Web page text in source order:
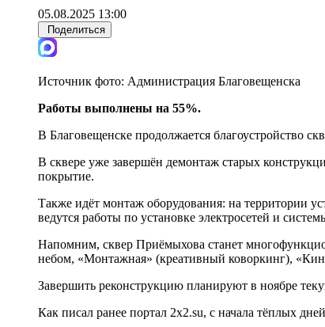
05.08.2025 13:00
Поделиться
Источник фото: Администрация Благовещенска
Работы выполнены на 55%.
В Благовещенске продолжается благоустройство
В сквере уже завершён демонтаж старых
покрытие.
Также идёт монтаж оборудования: на территории
ведутся работы по установке электросетей и
Напомним, сквер Приёмыхова станет
небом, «Монтажная» (креативный коворкинг),
Завершить реконструкцию планируют в ноябре
Как писал ранее портал 2х2.su, с начала тёплых дней